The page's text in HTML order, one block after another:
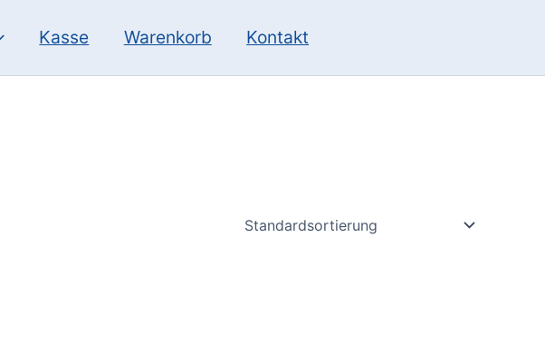
Kasse Warenkorb Kontakt